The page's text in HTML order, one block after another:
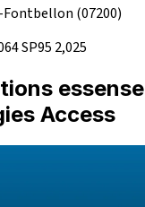
Fontbellon (07200)
SP95 2,025
essense
Access